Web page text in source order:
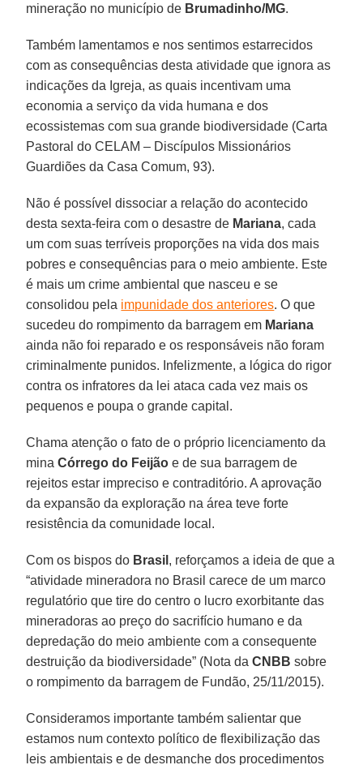
mineração no município de Brumadinho/MG.
Também lamentamos e nos sentimos estarrecidos
com as consequências desta atividade que ignora as
indicações da Igreja, as quais incentivam uma
economia a serviço da vida humana e dos
ecossistemas com sua grande biodiversidade (Carta
Pastoral do CELAM – Discípulos Missionários
Guardiões da Casa Comum, 93).
Não é possível dissociar a relação do acontecido
desta sexta-feira com o desastre de Mariana, cada
um com suas terríveis proporções na vida dos mais
pobres e consequências para o meio ambiente. Este
é mais um crime ambiental que nasceu e se
consolidou pela impunidade dos anteriores. O que
sucedeu do rompimento da barragem em Mariana
ainda não foi reparado e os responsáveis não foram
criminalmente punidos. Infelizmente, a lógica do rigor
contra os infratores da lei ataca cada vez mais os
pequenos e poupa o grande capital.
Chama atenção o fato de o próprio licenciamento da
minaCórrego do Feijão e de sua barragem de
rejeitos estar impreciso e contraditório. A aprovação
da expansão da exploração na área teve forte
resistência da comunidade local.
Com os bispos do Brasil , reforçamos a ideia de que a
“atividade mineradora no Brasil carece de um marco
regulatório que tire do centro o lucro exorbitante das
mineradoras ao preço do sacrifício humano e da
depredação do meio ambiente com a consequente
destruição da biodiversidade” (Nota daCNBB sobre
o rompimento da barragem de Fundão, 25/11/2015).
Consideramos importante também salientar que
estamos num contexto político de flexibilização das
leis ambientais e de desmanche dos procedimentos